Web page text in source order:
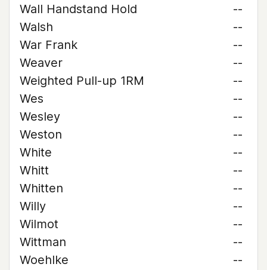
Wall Handstand Hold
--
Walsh
--
War Frank
--
Weaver
--
Weighted Pull-up 1RM
--
Wes
--
Wesley
--
Weston
--
White
--
Whitt
--
Whitten
--
Willy
--
Wilmot
--
Wittman
--
Woehlke
--